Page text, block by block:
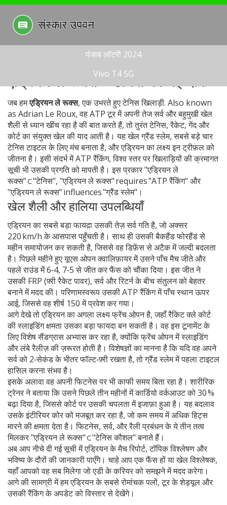
पंजाब लॉटरी 2024
Vivo T4 5G
एड्रियन ले रूक्स – टेनिस की नई दाव
जब हमएड्रियन ले रूक्स,एक उभरते हुए टेनिस खिलाड़ी. Also known
as Adrian Le Roux, वहATP टूर में अपनी तेज सर्व और बहुमुखी खेल
शैली से ध्यान खींच रहा हैकी बात करते हैं, तो तुरंतटेनिस,रैकेट, गेंद और
कोर्ट का संयुक्त खेलकी याद आती है। यह खेलग्रैंड स्लेम,सबसे बड़े चार
टेनिस टाइटलके लिए मंच बनाता है, और एड्रियन का लक्ष्य इन ट्रीफ़ल को
जीतना है। इसी संदर्भ मेंATP रैंकिंग,विश्व स्तर पर खिलाड़ियों की क्रमागत
सूचीभी उसकी प्रगति को मापती है। इस प्रकार "एड्रियन ले
रूक्स" ⊂ "टेनिस", "एड्रियन ले रूक्स" requires "ATP रैंकिंग" और
"एड्रियन ले रूक्स" influences "ग्रैंड स्लेम"।
खेल शैली और हालिया उपलब्धियाँ
एड्रियन का सबसे बड़ा फायद़ा उसकी तेज़ सर्व गति है, जो अक्सर
220 km/h के आसपास पहुँचती है। साथ ही उसकी बैकहैंड फोरहैंड से
महीन समायोजन कर सकती है, जिससे वह डिफ़ेंस से अटैक में जल्दी बदलता
है। पिछले महीने हुए यूएस ओपन क्वालिफ़ायर में उसने पाँच मैच जीते और
पहले राउंड में 6‑4, 7‑5 से जीत कर फैंस को चौंका दिया। इस जीत ने
उसकी FRP (फ़्री रैकेट पावर),सर्व और रिटर्न के बीच संतुलनको बेहतर
बनाने में मदद की। परिणामस्वरूप उसकी ATP रैंकिंग में पाँच स्थान ऊपर
आई, जिससे वह शीर्ष 150 में प्रवेश कर गया।
आगे देखे तो एड्रियन का अगला लक्ष्य फ्रेंच ओपन है, जहाँ रैकिट क्ले कोर्ट
की स्लाइडिंग क्षमता उसका बड़ा फायदा बन सकती है। वह इस टूनामेंट के
लिए विशेष सैंडग्रास अभ्यास कर रहा है, क्योंकि फ्रेंच ओपन में स्लाइडिंग
और लंबे रैलीज़ की ज़रूरत होती है। विशेषज्ञों का मानना है कि यदि वह अपने
सर्व को 2‑सेकंड के भीतर फॉल्ट‑फ़्री रखता है, तो ग्रैंड स्लेम में पहला टाइटल
हासिल करना संभव है।
इसके अलावा वह अपनी फिटनेस पर भी काफी समय बिता रहा है। शारीरिक
ट्रेनर ने बताया कि उसने पिछले तीन महीनों में कार्डियो वर्कआउट को 30 %
बढ़ा दिया है, जिससे कोर्ट पर उसकी चपलता में इजाफ़ा हुआ है। यह बदलाव
उसके इंटीरियर कोर को मजबूत कर रहा है, जो कम समय में अधिक हिट्स
मारने की क्षमता देता है। फिटनेस, सर्व, और रैली प्रबंधन के ये तीन तत्व
मिलकर "एड्रियन ले रूक्स" ⊂ "टेनिस कौशल" बनाते हैं।
अब आप नीचे दी गई सूची में एड्रियन के मैच रिपोर्ट, टॉपिक विश्लेषण और
भविष्य के दौरों की जानकारी पाएँगे। चाहे आप एक फैंस हों या खेल विश्लेषक,
यहाँ आपको वह सब मिलेगा जो एडी के करियर को समझने में मदद करेगा।
आगे की सामग्री में हम एड्रियन के सबसे रोमांचक पलों, टूर के शेड्यूल और
उसकी रैंकिंग के अपडेट को विस्तार से देखेंगे।